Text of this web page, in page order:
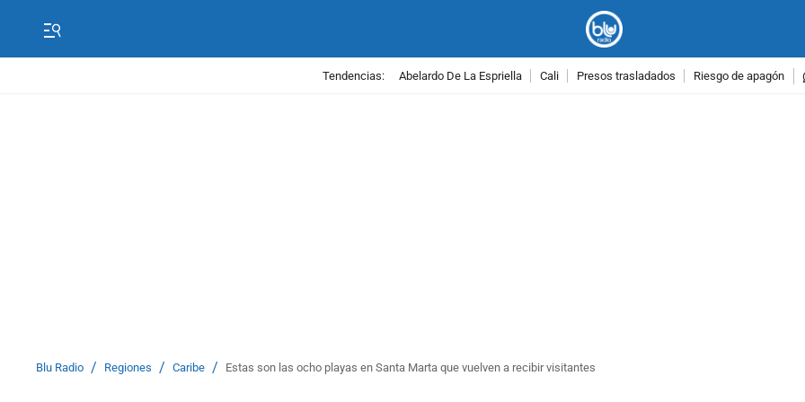
Tendencias: Abelardo De La Espriella Cali Presos trasladados Riesgo de apagón
Blu Radio / Regiones / Caribe / Estas son las ocho playas en Santa Marta que vuelven a recibir visitantes